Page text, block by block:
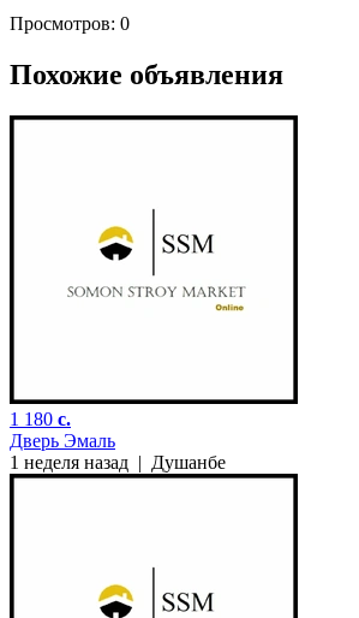
Просмотров: 0
Похожие объявления
1 180 c.
Дверь Эмаль
1 неделя назад | Душанбе